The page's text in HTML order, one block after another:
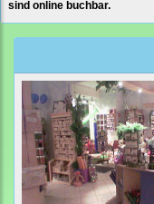
sind online buchbar.